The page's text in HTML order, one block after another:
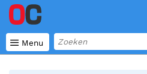
 Menu